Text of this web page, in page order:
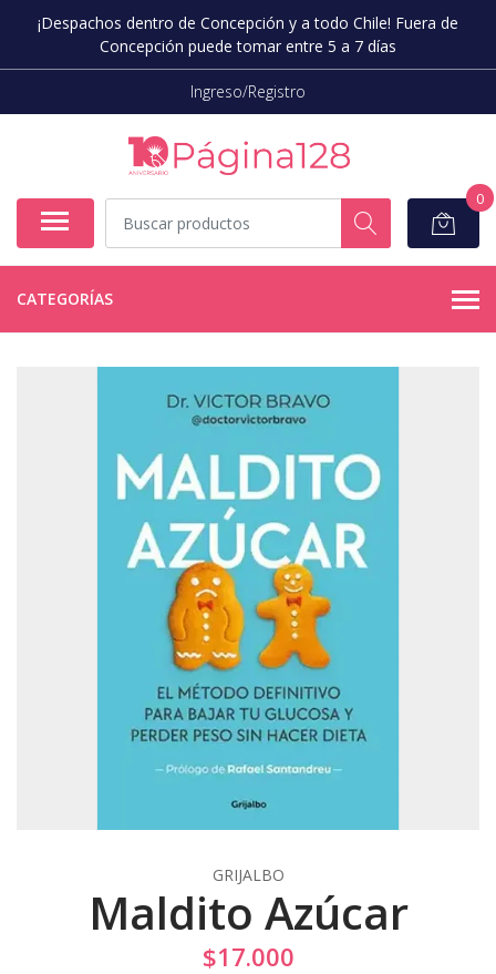
¡Despachos dentro de Concepción y a todo Chile! Fuera de
Concepción puede tomar entre 5 a 7 días
Ingreso/Registro
0
CATEGORÍAS
GRIJALBO
Maldito Azúcar
$17.000